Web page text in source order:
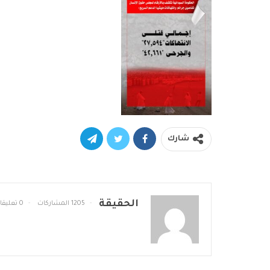
شارك
الحقيقة 1205 المشاركات 0 تعليقات